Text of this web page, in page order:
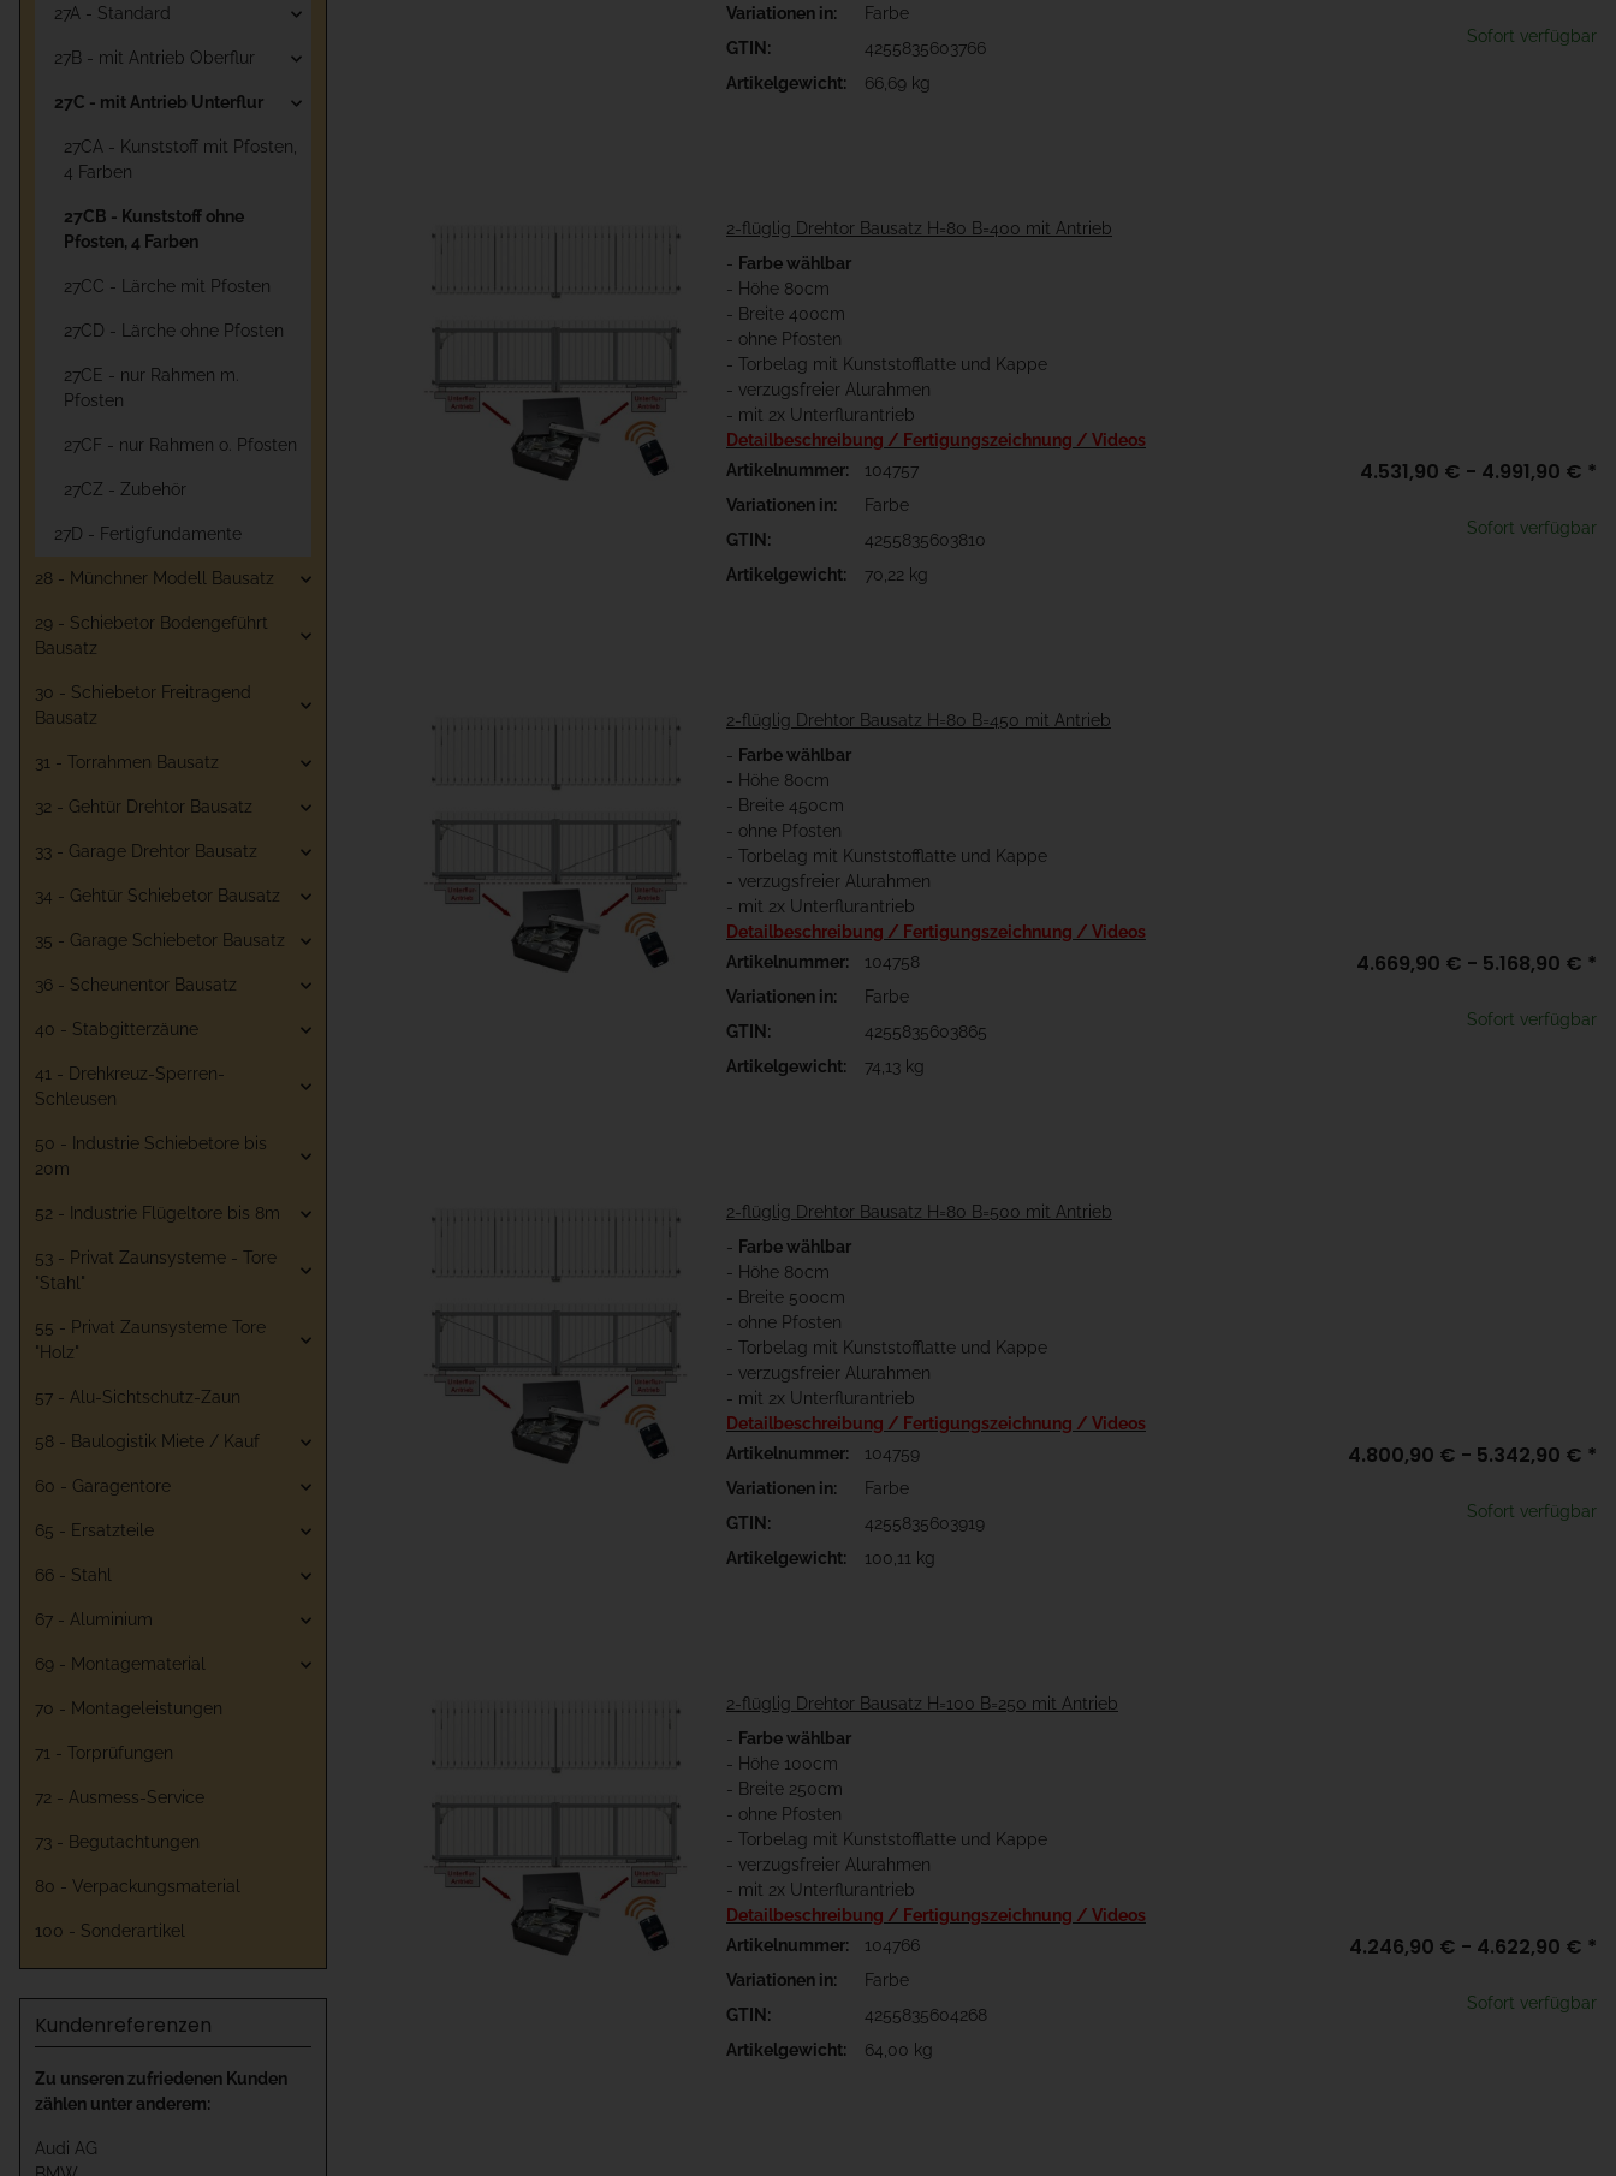
Variationen in:
Farbe
GTIN:
4255835603766
Artikelgewicht:
66,69 kg
Sofort verfügbar
2-flüglig Drehtor Bausatz H=80 B=400 mit Antrieb
- Farbe wählbar
- Höhe 80cm
- Breite 400cm
- ohne Pfosten
- Torbelag mit Kunststofflatte und Kappe
- verzugsfreier Alurahmen
- mit 2x Unterflurantrieb
Detailbeschreibung / Fertigungszeichnung / Videos
Artikelnummer:
104757
Variationen in:
Farbe
GTIN:
4255835603810
Artikelgewicht:
70,22 kg
4.531,90 € - 4.991,90 € *
Sofort verfügbar
2-flüglig Drehtor Bausatz H=80 B=450 mit Antrieb
- Farbe wählbar
- Höhe 80cm
- Breite 450cm
- ohne Pfosten
- Torbelag mit Kunststofflatte und Kappe
- verzugsfreier Alurahmen
- mit 2x Unterflurantrieb
Detailbeschreibung / Fertigungszeichnung / Videos
Artikelnummer:
104758
Variationen in:
Farbe
GTIN:
4255835603865
Artikelgewicht:
74,13 kg
4.669,90 € - 5.168,90 € *
Sofort verfügbar
2-flüglig Drehtor Bausatz H=80 B=500 mit Antrieb
- Farbe wählbar
- Höhe 80cm
- Breite 500cm
- ohne Pfosten
- Torbelag mit Kunststofflatte und Kappe
- verzugsfreier Alurahmen
- mit 2x Unterflurantrieb
Detailbeschreibung / Fertigungszeichnung / Videos
Artikelnummer:
104759
Variationen in:
Farbe
GTIN:
4255835603919
Artikelgewicht:
100,11 kg
4.800,90 € - 5.342,90 € *
Sofort verfügbar
2-flüglig Drehtor Bausatz H=100 B=250 mit Antrieb
- Farbe wählbar
- Höhe 100cm
- Breite 250cm
- ohne Pfosten
- Torbelag mit Kunststofflatte und Kappe
- verzugsfreier Alurahmen
- mit 2x Unterflurantrieb
Detailbeschreibung / Fertigungszeichnung / Videos
Artikelnummer:
104766
Variationen in:
Farbe
GTIN:
4255835604268
Artikelgewicht:
64,00 kg
4.246,90 € - 4.622,90 € *
Sofort verfügbar
27A - Standard
27B - mit Antrieb Oberflur
27C - mit Antrieb Unterflur
27CA - Kunststoff mit Pfosten,
4 Farben
27CB - Kunststoff ohne
Pfosten, 4 Farben
27CC - Lärche mit Pfosten
27CD - Lärche ohne Pfosten
27CE - nur Rahmen m.
Pfosten
27CF - nur Rahmen o. Pfosten
27CZ - Zubehör
27D - Fertigfundamente
28 - Münchner Modell Bausatz
29 - Schiebetor Bodengeführt
Bausatz
30 - Schiebetor Freitragend
Bausatz
31 - Torrahmen Bausatz
32 - Gehtür Drehtor Bausatz
33 - Garage Drehtor Bausatz
34 - Gehtür Schiebetor Bausatz
35 - Garage Schiebetor Bausatz
36 - Scheunentor Bausatz
40 - Stabgitterzäune
41 - Drehkreuz-Sperren-
Schleusen
50 - Industrie Schiebetore bis
20m
52 - Industrie Flügeltore bis 8m
53 - Privat Zaunsysteme - Tore
"Stahl"
55 - Privat Zaunsysteme Tore
"Holz"
57 - Alu-Sichtschutz-Zaun
58 - Baulogistik Miete / Kauf
60 - Garagentore
65 - Ersatzteile
66 - Stahl
67 - Aluminium
69 - Montagematerial
70 - Montageleistungen
71 - Torprüfungen
72 - Ausmess-Service
73 - Begutachtungen
80 - Verpackungsmaterial
100 - Sonderartikel
Kundenreferenzen
Zu unseren zufriedenen Kunden
zählen unter anderem:
Audi AG